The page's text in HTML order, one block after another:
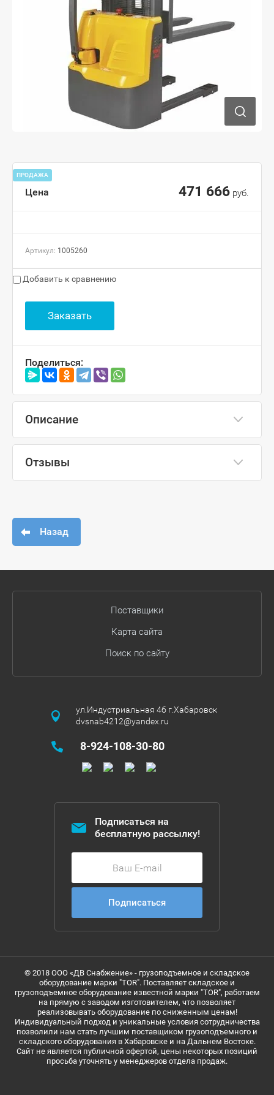
ПРОДАЖА
Цена 471 666руб.
Артикул: 1005260
Добавить к сравнению
Заказать
Поделиться:
Описание
Отзывы
Назад
Поставщики
Карта сайта
Поиск по сайту
ул.Индустриальная 4б г.Хабаровск
dvsnab4212@yandex.ru
8-924-108-30-80
Подписаться на
бесплатную рассылку!
Подписаться
© 2018 ООО «ДВ Снабжение» - грузоподъемное и складское
оборудование марки "TOR". Поставляет складское и
грузоподъемное оборудование известной марки "TOR", работаем
на прямую с заводом изготовителем, что позволяет
реализовывать оборудование по сниженным ценам!
Индивидуальный подход и уникальные условия сотрудничества
позволили нам стать лучшим поставщиком грузоподъемного и
складского оборудования в Хабаровске и на Дальнем Востоке.
Сайт не является публичной офертой, цены некоторых позиций
просьба уточнять у менеджеров отдела продаж.